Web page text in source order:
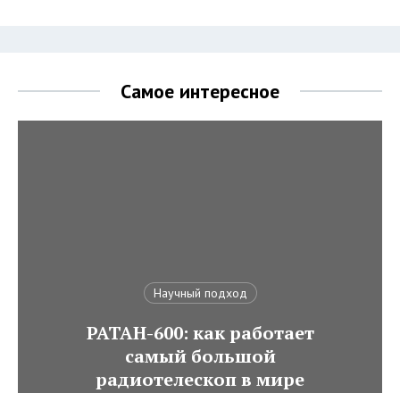
Самое интересное
Научный подход
РАТАН-600: как работает
самый большой
радиотелескоп в мире